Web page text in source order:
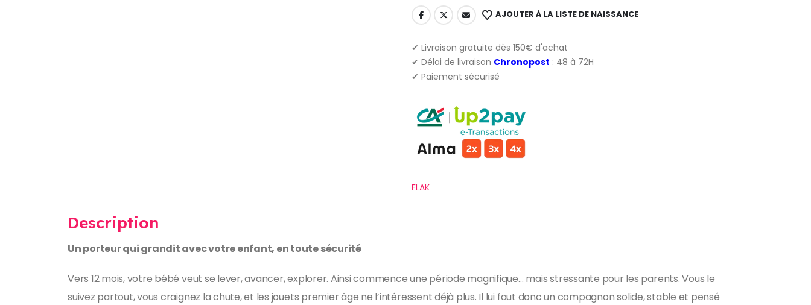
AJOUTER À LA LISTE DE NAISSANCE
✔ Livraison gratuite dès 150€ d'achat
✔ Délai de livraison Chronopost : 48 à 72H
✔ Paiement sécurisé
FLAK
Description
Un porteur qui grandit avec votre enfant, en toute sécurité
Vers 12 mois, votre bébé veut se lever, avancer, explorer. Ainsi commence une période magnifique… mais stressante pour les parents. Vous le
suivez partout, vous craignez la chute, et les jouets premier âge ne l’intéressent déjà plus. Il lui faut donc un compagnon solide, stable et pensé